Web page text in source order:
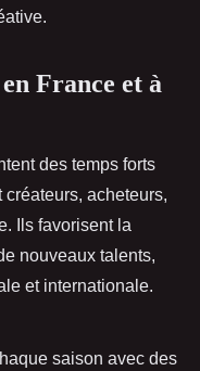
France et à
des temps forts
créateurs, acheteurs,
Ils favorisent la
nouveaux talents,
et internationale.
saison avec des